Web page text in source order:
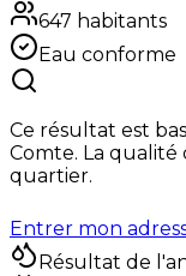
647 habitants
Eau conforme
Ce résultat est
Comte. La
quartier.
Entrer mon
Résultat de